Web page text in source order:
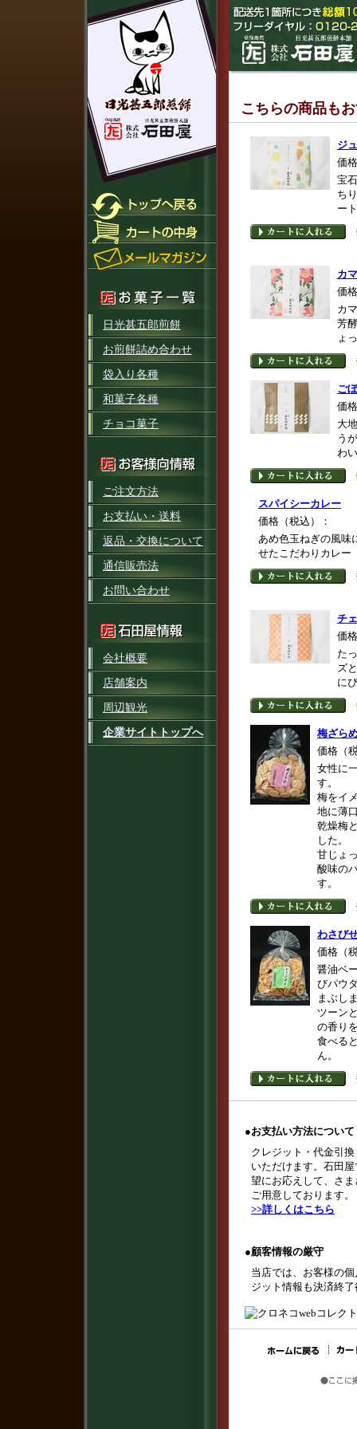
日光甚五郎煎餅
お煎餅詰め合わせ
袋入り各種
和菓子各種
チョコ菓子
ご注文方法
お支払い・送料
返品・交換について
通信販売法
お問い合わせ
会社概要
店舗案内
周辺観光
企業サイトトップへ
こちらの商品も
ジ
価
宝
ち
ー
カ
価
カ
芳
ょ
ご
価
大
う
わい
スパイシーカレー
価格（税込）：
あめ色玉ねぎの風味
せたこだわりカレー
チ
価
た
ズ
に
梅ざら
価格（
女性に
す。
梅をイ
地に薄
乾燥梅
した。
甘じょ
酸味の
す。
わさび
価格（
醤油ベ
びパウ
まぶし
ツーン
の香り
食べる
ん。
●お支払い方法について
クレジット・代金引
いただけます。石田
望にお応えして、さ
ご用意しております。
>>詳しくはこちら
●顧客情報の厳守
当店では、お客様の
ジット情報も決済終